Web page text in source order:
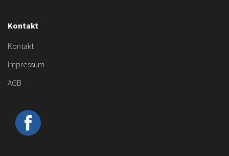
Kontakt
Kontakt
Impressum
AGB